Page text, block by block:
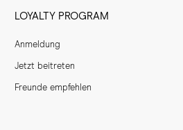
LOYALTY PROGRAM
Anmeldung
Jetzt beitreten
Freunde empfehlen